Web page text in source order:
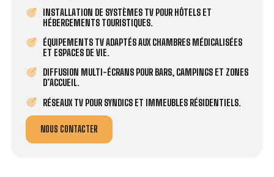
INSTALLATION DE SYSTÈMES TV POUR HÔTELS ET
HÉBERGEMENTS TOURISTIQUES.
ÉQUIPEMENTS TV ADAPTÉS AUX CHAMBRES MÉDICALISÉES
ET ESPACES DE VIE.
DIFFUSION MULTI-ÉCRANS POUR BARS, CAMPINGS ET ZONES
D’ACCUEIL.
RÉSEAUX TV POUR SYNDICS ET IMMEUBLES RÉSIDENTIELS.
NOUS CONTACTER